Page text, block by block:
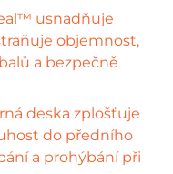
usnadňuje
objemnost,
a bezpečně
deska zplošťuje
do předního
a prohýbání při